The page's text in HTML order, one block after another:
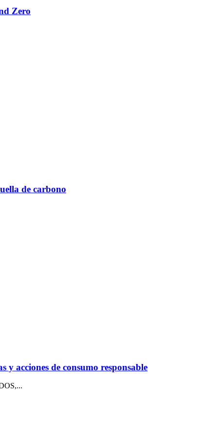
Zero
de carbono
acciones de consumo responsable